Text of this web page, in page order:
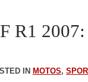
R1
IN MOTOS,